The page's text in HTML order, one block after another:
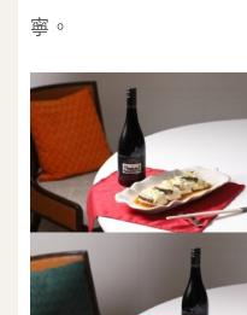
寧。